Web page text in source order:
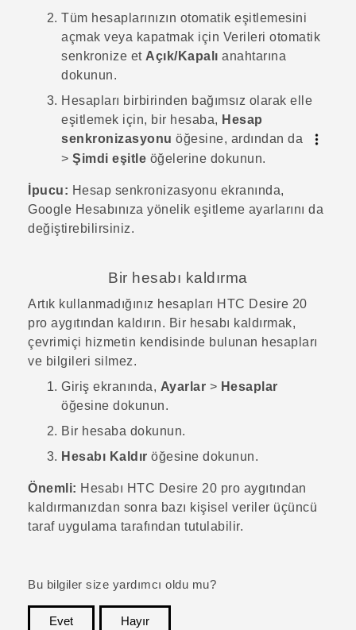
Tüm hesaplarınızın otomatik eşitlemesini
açmak veya kapatmak için Verileri otomatik
senkronize et Açık/Kapalı anahtarına
dokunun.
Hesapları birbirinden bağımsız olarak elle
eşitlemek için, bir hesaba, Hesap
senkronizasyonu öğesine, ardından da
> Şimdi eşitle öğelerine dokunun.
İpucu: Hesap senkronizasyonu ekranında,
Google Hesabınıza yönelik eşitleme ayarlarını da
değiştirebilirsiniz.
Bir hesabı kaldırma
Artık kullanmadığınız hesapları HTC Desire 20
pro aygıtından kaldırın. Bir hesabı kaldırmak,
çevrimiçi hizmetin kendisinde bulunan hesapları
ve bilgileri silmez.
Giriş ekranında, Ayarlar > Hesaplar
öğesine dokunun.
Bir hesaba dokunun.
Hesabı Kaldır öğesine dokunun.
Önemli: Hesabı HTC Desire 20 pro aygıtından
kaldırmanızdan sonra bazı kişisel veriler üçüncü
taraf uygulama tarafından tutulabilir.
Bu bilgiler size yardımcı oldu mu?
Evet
Hayır